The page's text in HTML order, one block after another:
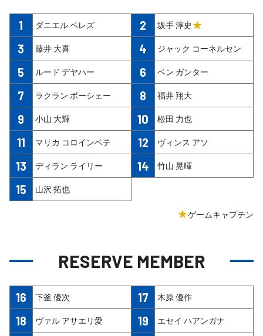
1 ダニエル ペレズ 2 坂手 淳史★
3 藤井 大喜 4 ジャック コーネルセン
5 ルード デヤハー 6 ベン ガンター
7 ラクラン ボーシェー 8 福井 翔大
9 小山 大輝 10 松田 力也
11 マリカ コロインベテ 12 ヴィンス アソ
13 ディラン ライリー 14 竹山 晃暉
15 山沢 拓也
★ゲームキャプテン
RESERVE MEMBER
16 下釜 優次 17 木原 優作
18 ヴァル アサエリ愛 19 エセイ ハアンガナ